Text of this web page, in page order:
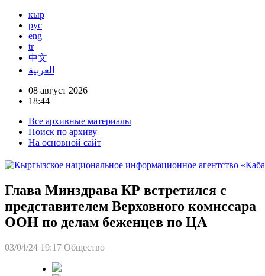
кыр
рус
eng
tr
中文
العربية
08 август 2026
18:44
Все архивные материалы
Поиск по архиву
На основной сайт
Глава Минздрава КР встретился с
представителем Верховного комиссара
ООН по делам беженцев по ЦА
03/04/24 19:17 Общество